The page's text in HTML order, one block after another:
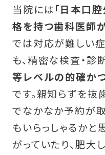
当院には「日本口
格を持つ歯科医師
では対応が難しい
も、精密な検査・診
等レベルの的確か
です。親知らずを抜
でなかなか予約が
もいらっしゃるかと
がっていたり、肥大